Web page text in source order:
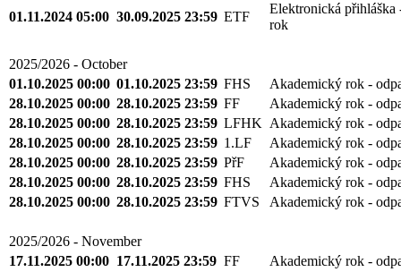
01.11.2024 05:00 30.09.2025 23:59 ETF
Elektronická přihláška
rok
2025/2026 - October
01.10.2025 00:00 01.10.2025 23:59 FHS
Akademický rok -
28.10.2025 00:00 28.10.2025 23:59 FF
Akademický rok -
28.10.2025 00:00 28.10.2025 23:59 LFHK Akademický rok -
28.10.2025 00:00 28.10.2025 23:59 1.LF
Akademický rok -
28.10.2025 00:00 28.10.2025 23:59 PřF
Akademický rok -
28.10.2025 00:00 28.10.2025 23:59 FHS
Akademický rok -
28.10.2025 00:00 28.10.2025 23:59 FTVS Akademický rok -
2025/2026 - November
17.11.2025 00:00 17.11.2025 23:59 FF
Akademický rok -